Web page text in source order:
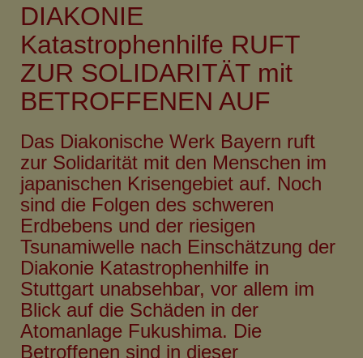
anlässlich
Landessynode
Pfarrer
Nawi
Philip
antwortet
DIAKONIE
Katastrophenhilfe RUFT
ZUR SOLIDARITÄT mit
BETROFFENEN AUF
Das Diakonische Werk Bayern ruft
zur Solidarität mit den Menschen im
japanischen Krisengebiet auf. Noch
sind die Folgen des schweren
Erdbebens und der riesigen
Tsunamiwelle nach Einschätzung der
Diakonie Katastrophenhilfe in
Stuttgart unabsehbar, vor allem im
Blick auf die Schäden in der
Atomanlage Fukushima. Die
Betroffenen sind in dieser